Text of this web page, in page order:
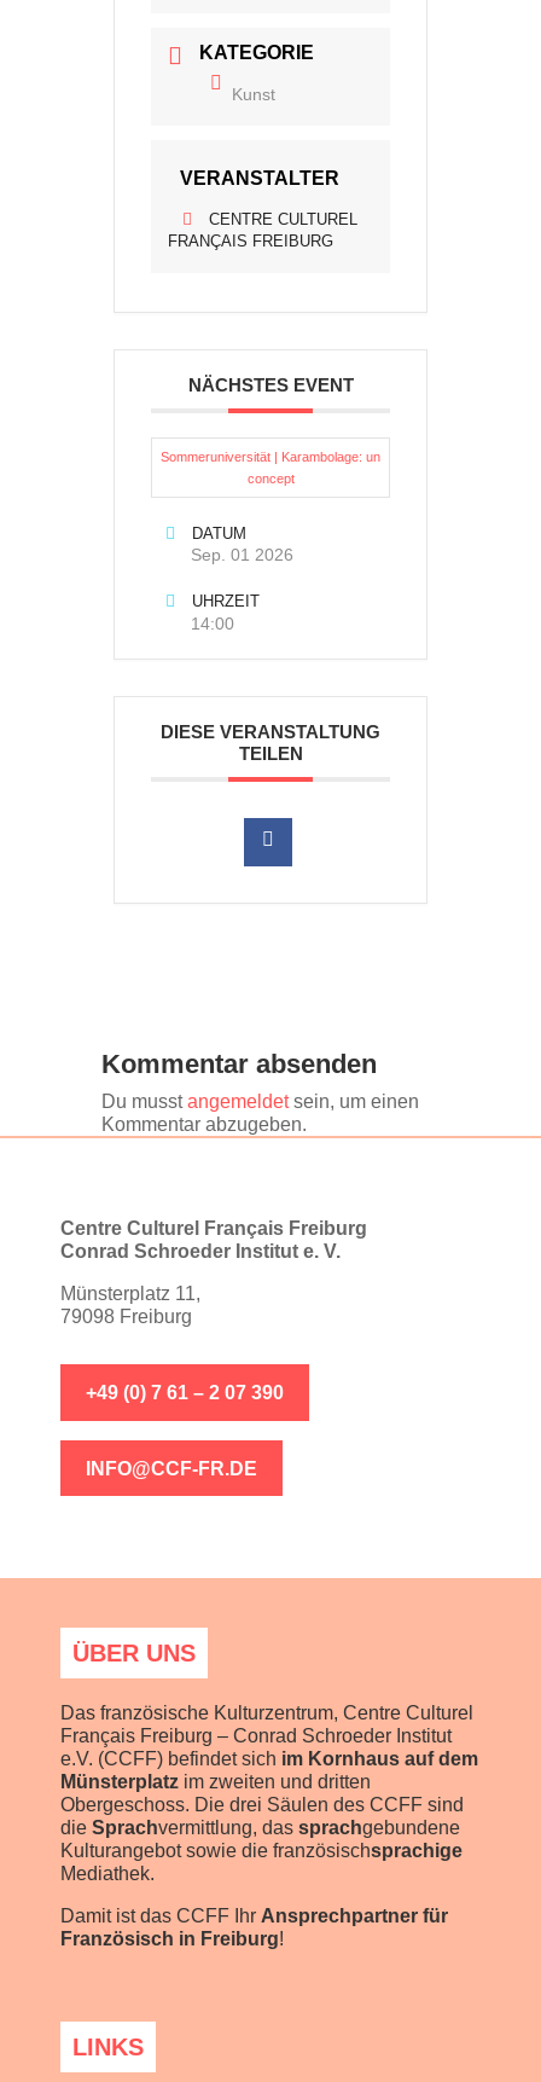
KATEGORIE
Kunst
VERANSTALTER
CENTRE CULTUREL
FRANÇAIS FREIBURG
NÄCHSTES EVENT
Sommeruniversität | Karambolage: un
concept
DATUM
Sep. 01 2026
UHRZEIT
14:00
DIESE VERANSTALTUNG
TEILEN
Kommentar absenden
Du musstangemeldetsein, um einen
Kommentar abzugeben.
Centre Culturel Français Freiburg
Conrad Schroeder Institut e. V.
Münsterplatz 11,
79098 Freiburg
+49 (0) 7 61 – 2 07 390
INFO@CCF-FR.DE
ÜBER UNS
Das französische Kulturzentrum, Centre Culturel
Français Freiburg – Conrad Schroeder Institut
e.V. (CCFF) befindet sich im Kornhaus auf dem
Münsterplatz im zweiten und dritten
Obergeschoss. Die drei Säulen des CCFF sind
die Sprachvermittlung, das sprachgebundene
Kulturangebot sowie die französischsprachige
Mediathek.
Damit ist das CCFF Ihr Ansprechpartner für
Französisch in Freiburg!
LINKS